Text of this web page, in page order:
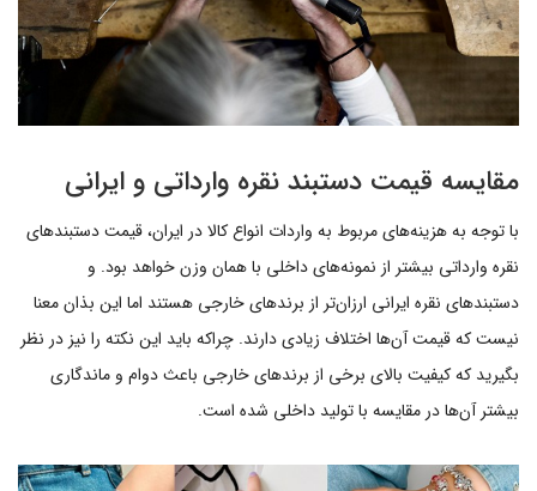
مقایسه قیمت دستبند نقره وارداتی و ایرانی
با توجه به هزینه‌های مربوط به واردات انواع کالا در ایران، قیمت دستبندهای
نقره وارداتی بیشتر از نمونه‌های داخلی با همان وزن خواهد بود. و
دستبندهای نقره ایرانی ارزان‌تر از برندهای خارجی هستند اما این بذان معنا
نیست که قیمت آن‌ها اختلاف زیادی دارند. چراکه باید این نکته را نیز در نظر
بگیرید که کیفیت بالای برخی از برندهای خارجی باعث دوام و ماندگاری
بیشتر آن‌ها در مقایسه با تولید داخلی شده است.